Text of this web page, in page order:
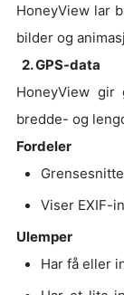
HoneyView lar
bilder og
2. GPS-data
HoneyView
bredde- og
Fordeler
Viser EXIF-
Ulemper
Har få eller